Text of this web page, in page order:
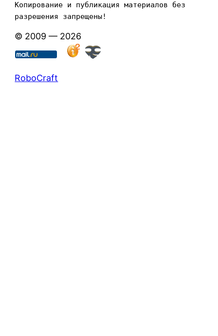
Копирование и публикация материалов без
разрешения запрещены!
© 2009 — 2026
RoboCraft